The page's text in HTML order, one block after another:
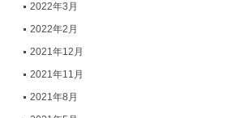
2022年3月
2022年2月
2021年12月
2021年11月
2021年8月